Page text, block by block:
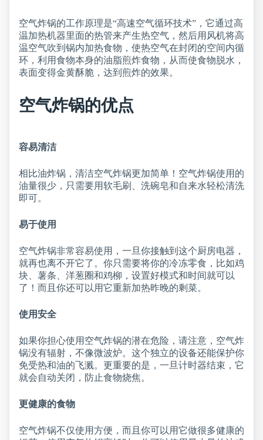
空气炸锅的工作原理是“高速空气循环技术”，它通过高
温加热机器里面的热管来产生热空气，然后用风机将高
温空气吹到锅内加热食物，使热空气在封闭的空间内循
环，利用食物本身的油脂煎炸食物，从而使食物脱水，
表面变得金黄酥脆，达到煎炸的效果。
空气炸锅的优点
容易清洁
相比油炸锅，清洁空气炸锅更加简单！空气炸锅使用的
油量很少，只需要用软毛刷、洗碗皂和自来水轻松清洗
即可。
易于使用
空气炸锅非常容易使用，一旦你接触到这个厨房电器，
就再也离不开它了。你只需要将你的冷冻零食，比如鸡
块、薯条、洋葱圈和鸡柳，设置好模式和时间就可以
了！而且你还可以用它重新加热昨晚的剩菜。
使用安全
如果你担心使用空气炸锅的潜在危险，请注意，空气炸
锅没有辐射，不像微波炉。这个独立的设备还能保护你
免受热和油的飞溅。更重要的是，一旦计时器结束，它
就会自动关闭，防止食物烧焦。
更健康的食物
空气炸锅不仅使用方便，而且你可以用它做很多健康的